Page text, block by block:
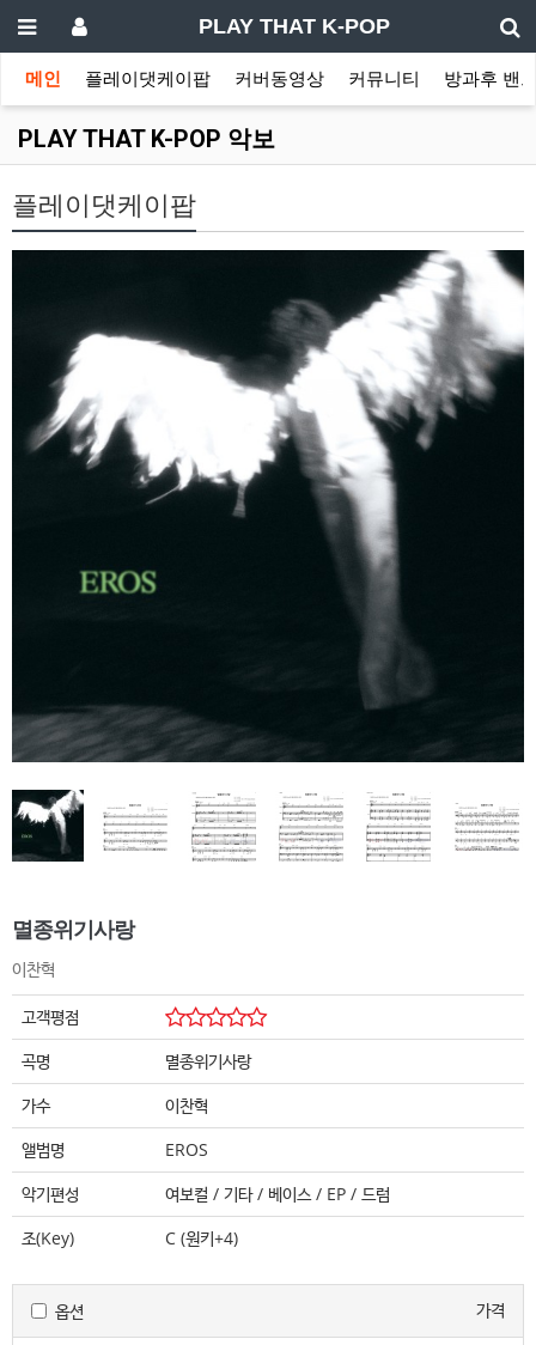
PLAY THAT K-POP
메인 플레이댓케이팝 커버동영상 커뮤니티 방과후 밴
PLAY THAT K-POP 악보
플레이댓케이팝
멸종위기사랑
이찬혁
고객평점
곡명
멸종위기사랑
가수
이찬혁
앨범명
EROS
악기편성
여보컬 / 기타 / 베이스 / EP / 드럼
조(Key)
C (원키+4)
가격
옵션